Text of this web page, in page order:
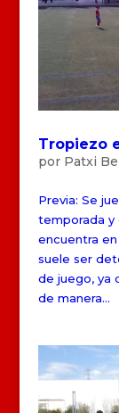
Tropiezo
por Patxi
Previa: Se
temporada y
encuentra
suele ser
de juego, ya
de manera...